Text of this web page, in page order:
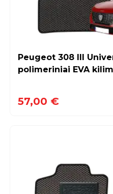
Peugeot 308 III
polimeriniai EVA
57,00 €